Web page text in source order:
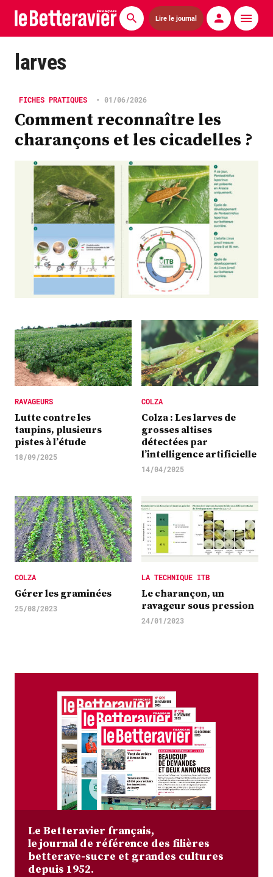
Lire le journal
Actualités
Agronomie
Matériels
La technique ITB
Pommes de terre
Guides pratiques
Chasse
Plus
Abonnez-vous
larves
FICHES PRATIQUES • 01/06/2026
Comment reconnaître les
charançons et les cicadelles ?
RAVAGEURS
Lutte contre les
taupins, plusieurs
pistes à l’étude
18/09/2025
COLZA
Colza : Les larves de
grosses altises
détectées par
l’intelligence artificielle
14/04/2025
COLZA
Gérer les graminées
25/08/2023
LA TECHNIQUE ITB
Le charançon, un
ravageur sous pression
24/01/2023
Le Betteravier français,
le journal de référence des filières
betterave-sucre et grandes cultures
depuis 1952.